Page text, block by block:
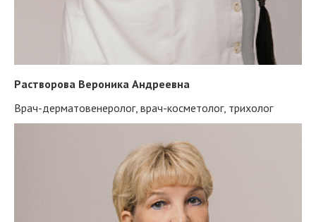
Растворова Вероника Андреевна
Врач-дерматовенеролог, врач-косметолог, трихолог